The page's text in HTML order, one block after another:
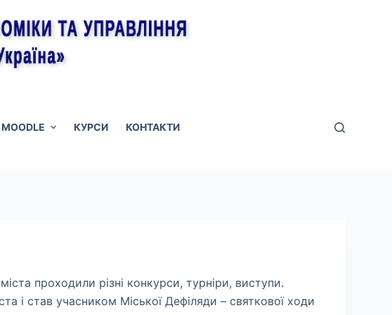
КУРСИ КОНТАКТИ
проходили різні конкурси, турніри, виступи.
і став учасником Міської Дефіляди – святкової ходи